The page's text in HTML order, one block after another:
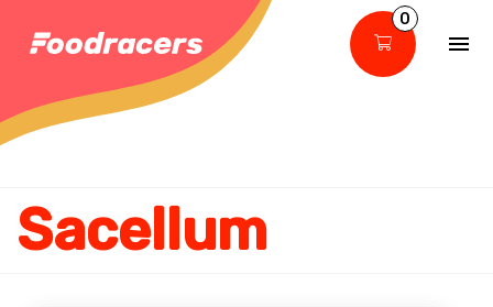
0
Sacellum